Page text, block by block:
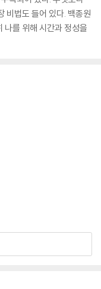
비법도 들어 있다. 백종원
나를 위해 시간과 정성을